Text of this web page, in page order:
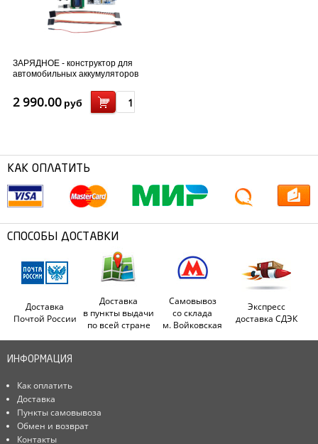
ЗАРЯДНОЕ - конструктор для
автомобильных аккумуляторов
2 990.00 руб
КАК ОПЛАТИТЬ
СПОСОБЫ ДОСТАВКИ
Доставка
Почтой России
Доставка
в пункты выдачи
по всей стране
Самовывоз
со склада
м. Войковская
Экспресс
доставка СДЭК
ИНФОРМАЦИЯ
Как оплатить
Доставка
Пункты самовывоза
Обмен и возврат
Контакты